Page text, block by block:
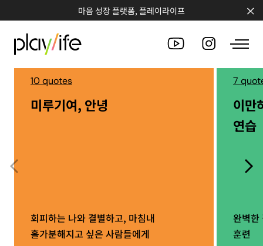
마음 성장 플랫폼, 플레이라이프
PEOPLE
QUOTE
10 quotes
미루기여, 안녕
회피하는 나와 결별하고, 마침내
홀가분해지고 싶은 사람들에게
7
이만
연습
완벽한
훈련